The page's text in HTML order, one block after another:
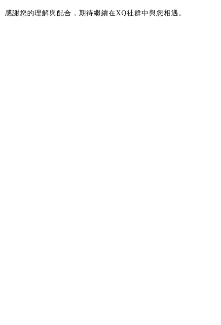
感謝您的理解與配合，期待繼續在XQ社群中與您相遇。